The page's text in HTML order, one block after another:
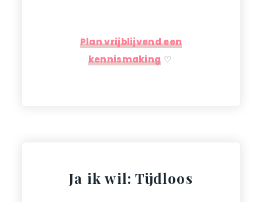
Plan vrijblijvend een
kennismaking ♡
Ja ik wil: Tijdloos